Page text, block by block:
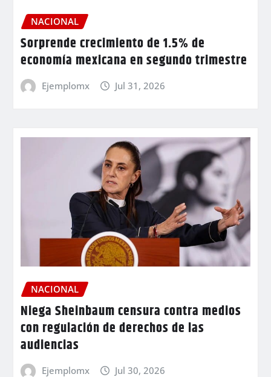
NACIONAL
Sorprende crecimiento de 1.5% de
economía mexicana en segundo trimestre
Ejemplomx Jul 31, 2026
NACIONAL
Niega Sheinbaum censura contra medios
con regulación de derechos de las
audiencias
Ejemplomx Jul 30, 2026